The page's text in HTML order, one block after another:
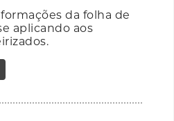
da folha de
aplicando aos